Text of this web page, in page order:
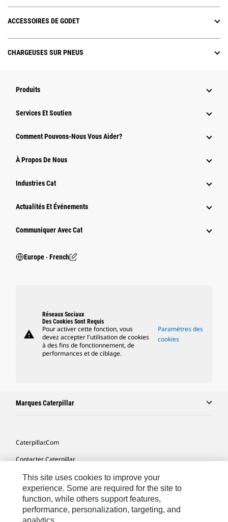
ACCESSOIRES DE GODET
CHARGEUSES SUR PNEUS
Produits
Services Et Soutien
Comment Pouvons-Nous Vous Aider?
À Propos De Nous
Industries Cat
Actualités Et Événements
Communiquer Avec Cat
Europe ‧ French
warning
Réseaux Sociaux
Des Cookies Sont Requis
Pour activer cette fonction, vous
devez accepter l'utilisation de cookies
à des fins de fonctionnement, de
performances et de ciblage.
Paramètres des
cookies
Marques Caterpillar
Caterpillar.com
Contacter Caterpillar
Mes Préférences Marketing
Plan Du Site
Cookie Settings
This site uses cookies to improve your
experience. Some are required for the site to
function, while others support features,
performance, personalization, targeting, and
analytics.